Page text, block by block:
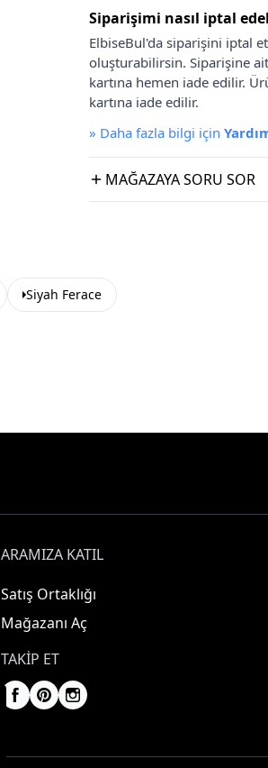
Siparişimi nasıl iptal
ElbiseBul'da siparişini iptal
oluşturabilirsin. Siparişine
kartına hemen iade edilir.
kartına iade edilir.
» Daha fazla bilgi için
MAĞAZAYA SORU SOR
Siyah Ferace
ARAMIZA KATIL
Satış Ortaklığı
Mağazanı Aç
TAKIP ET